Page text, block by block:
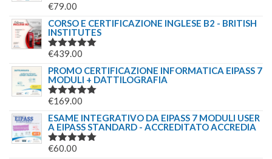
VALUTATO
€79.00
CORSO E CERTIFICAZIONE INGLESE B2 - BRITISH
INSTITUTES
VALUTATO
€439.00
PROMO CERTIFICAZIONE INFORMATICA EIPASS 7
MODULI + DATTILOGRAFIA
VALUTATO
€169.00
ESAME INTEGRATIVO DA EIPASS 7 MODULI USER
A EIPASS STANDARD - ACCREDITATO ACCREDIA
VALUTATO
€60.00